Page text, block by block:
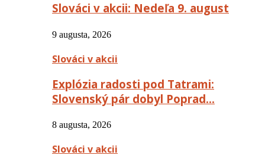
Slováci v akcii: Nedeľa 9. august
9 augusta, 2026
Slováci v akcii
Explózia radosti pod Tatrami:
Slovenský pár dobyl Poprad…
8 augusta, 2026
Slováci v akcii